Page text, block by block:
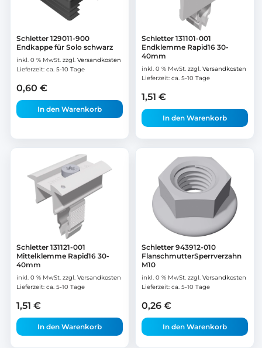
Schletter 129011-900
Endkappe für Solo schwarz
inkl. 0 % MwSt. zzgl. Versandkosten
Lieferzeit: ca. 5-10 Tage
0,60 €
In den Warenkorb
Schletter 131101-001
Endklemme Rapid16 30-
40mm
inkl. 0 % MwSt. zzgl. Versandkosten
Lieferzeit: ca. 5-10 Tage
1,51 €
In den Warenkorb
Schletter 131121-001
Mittelklemme Rapid16 30-
40mm
inkl. 0 % MwSt. zzgl. Versandkosten
Lieferzeit: ca. 5-10 Tage
1,51 €
In den Warenkorb
Schletter 943912-010
FlanschmutterSperrverzahn
M10
inkl. 0 % MwSt. zzgl. Versandkosten
Lieferzeit: ca. 5-10 Tage
0,26 €
In den Warenkorb